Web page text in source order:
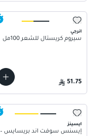
انرجي
سيروم كريستال للشعر 100مل
51.75
ايسينز
إيسنس سوفت آند بريسايس –